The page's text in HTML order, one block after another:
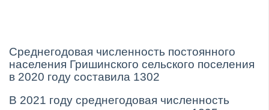
Среднегодовая численность постоянного
населения Гришинского сельского поселения
в 2020 году составила 1302
В 2021 году среднегодовая численность